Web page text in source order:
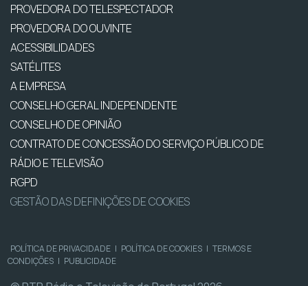
PROVEDORA DO TELESPECTADOR
PROVEDORA DO OUVINTE
ACESSIBILIDADES
SATÉLITES
A EMPRESA
CONSELHO GERAL INDEPENDENTE
CONSELHO DE OPINIÃO
CONTRATO DE CONCESSÃO DO SERVIÇO PÚBLICO DE
RÁDIO E TELEVISÃO
RGPD
GESTÃO DAS DEFINIÇÕES DE COOKIES
POLÍTICA DE PRIVACIDADE | POLÍTICA DE COOKIES | TERMOS E
CONDIÇÕES | PUBLICIDADE